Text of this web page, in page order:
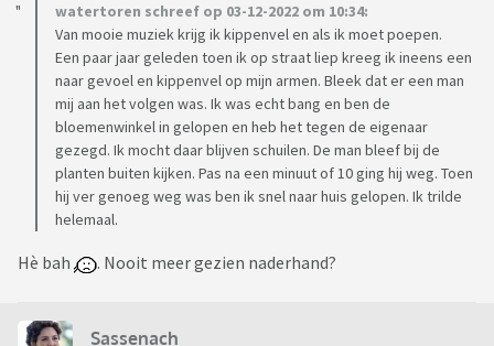
watertoren schreef op 03-12-2022 om 10:34:
Van mooie muziek krijg ik kippenvel en als ik moet poepen.
Een paar jaar geleden toen ik op straat liep kreeg ik ineens een
naar gevoel en kippenvel op mijn armen. Bleek dat er een man
mij aan het volgen was. Ik was echt bang en ben de
bloemenwinkel in gelopen en heb het tegen de eigenaar
gezegd. Ik mocht daar blijven schuilen. De man bleef bij de
planten buiten kijken. Pas na een minuut of 10 ging hij weg. Toen
hij ver genoeg weg was ben ik snel naar huis gelopen. Ik trilde
helemaal.
Hè bah . Nooit meer gezien naderhand?
Sassenach